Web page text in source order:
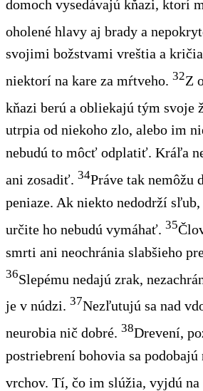
domoch vysedávajú kňazi, ktorí
oholené hlavy aj brady a
svojimi božstvami vreštia a
niektorí na kare za mŕtveho. 32Z
kňazi berú a obliekajú tým svoje
utrpia od niekoho zlo, alebo im
nebudú to môcť odplatiť. Kráľa
ani zosadiť. 34Práve tak nemôžu
peniaze. Ak niekto nedodrží
určite ho nebudú vymáhať. 35
smrti ani neochránia slabšieho
36Slepému nedajú zrak,
je v núdzi. 37Nezľutujú sa nad
neurobia nič dobré. 38Drevení,
postriebrení bohovia sa podobajú
vrchov. Tí, čo im slúžia, vyjdú na